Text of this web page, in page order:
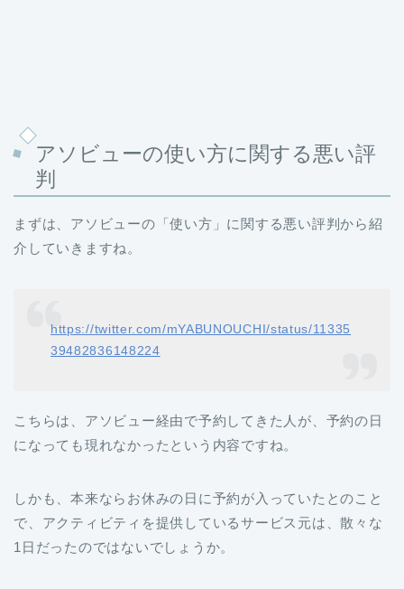
アソビューの使い方に関する悪い評
判
まずは、アソビューの「使い方」に関する悪い評判から紹
介していきますね。
https://twitter.com/mYABUNOUCHI/status/11335
39482836148224
こちらは、アソビュー経由で予約してきた人が、予約の日
になっても現れなかったという内容ですね。
しかも、本来ならお休みの日に予約が入っていたとのこと
で、アクティビティを提供しているサービス元は、散々な
1日だったのではないでしょうか。